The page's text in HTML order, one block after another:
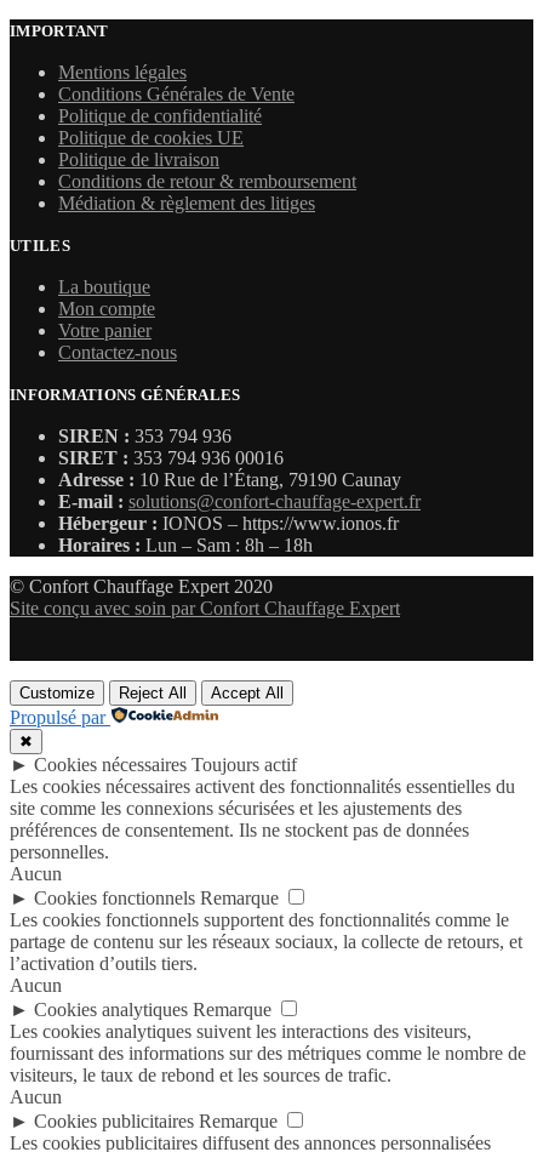
8684,40 €.
IMPORTANT
Mentions légales
Conditions Générales de Vente
Politique de confidentialité
Politique de cookies UE
Politique de livraison
Conditions de retour & remboursement
Médiation & règlement des litiges
UTILES
La boutique
Mon compte
Votre panier
Contactez-nous
INFORMATIONS GÉNÉRALES
SIREN : 353 794 936
SIRET : 353 794 936 00016
Adresse : 10 Rue de l’Étang, 79190 Caunay
E-mail : solutions@confort-chauffage-expert.fr
Hébergeur : IONOS – https://www.ionos.fr
Horaires : Lun – Sam : 8h – 18h
© Confort Chauffage Expert 2020
Site conçu avec soin par Confort Chauffage Expert
Customize Reject All Accept All
Propulsé par
✖
► Cookies nécessaires Toujours actif
Les cookies nécessaires activent des fonctionnalités essentielles du
site comme les connexions sécurisées et les ajustements des
préférences de consentement. Ils ne stockent pas de données
personnelles.
Aucun
► Cookies fonctionnels Remarque
Les cookies fonctionnels supportent des fonctionnalités comme le
partage de contenu sur les réseaux sociaux, la collecte de retours, et
l’activation d’outils tiers.
Aucun
► Cookies analytiques Remarque
Les cookies analytiques suivent les interactions des visiteurs,
fournissant des informations sur des métriques comme le nombre de
visiteurs, le taux de rebond et les sources de trafic.
Aucun
► Cookies publicitaires Remarque
Les cookies publicitaires diffusent des annonces personnalisées